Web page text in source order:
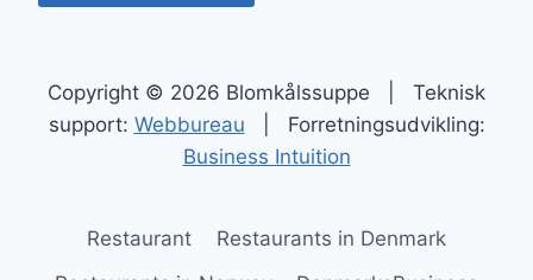
Copyright © 2026 Blomkålssuppe | Teknisk
support: Webbureau | Forretningsudvikling:
Business Intuition
Restaurant
Restaurants in Denmark